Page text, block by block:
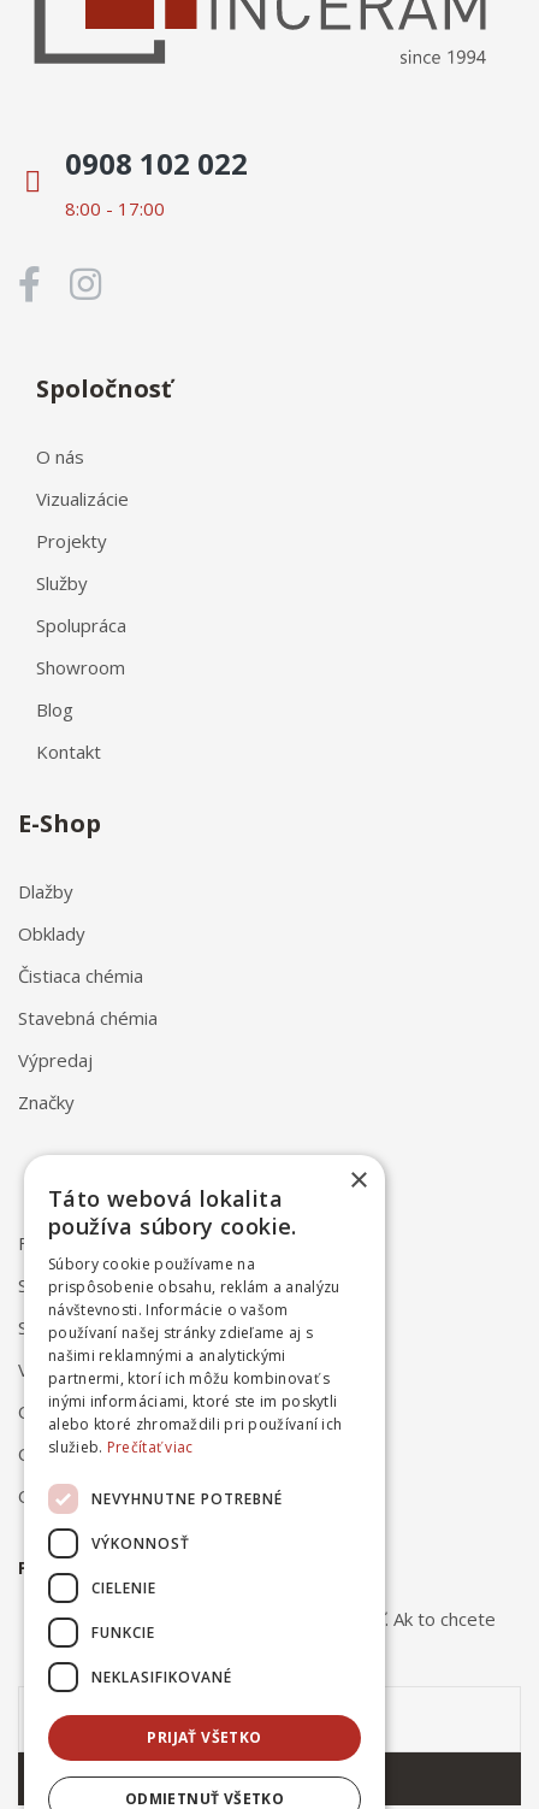
0908 102 022
8:00 - 17:00
Spoločnosť
O nás
Vizualizácie
Projekty
Služby
Spolupráca
Showroom
Blog
Kontakt
E-Shop
Dlažby
Obklady
Čistiaca chémia
Stavebná chémia
Výpredaj
Značky
FAQ
Spôsob dodania
Spôsob platby
Vrátenie a reklamácia
Odstúpenie od zmluvy online
Obchodné podmienky
Ochrana osobných údajov
PRIHLÁSTE SA NA ODBER NOVINIEK
Odber noviniek môžete kedykoľvek zrušiť. Ak to chcete
ODOBERAŤ
×
Táto webová lokalita
používa súbory cookie.
Súbory cookie používame na
prispôsobenie obsahu, reklám a analýzu
návštevnosti. Informácie o vašom
používaní našej stránky zdieľame aj s
našimi reklamnými a analytickými
partnermi, ktorí ich môžu kombinovať s
inými informáciami, ktoré ste im poskytli
alebo ktoré zhromaždili pri používaní ich
služieb. Prečítať viac
NEVYHNUTNE POTREBNÉ
VÝKONNOSŤ
CIELENIE
FUNKCIE
NEKLASIFIKOVANÉ
PRIJAŤ VŠETKO
ODMIETNUŤ VŠETKO